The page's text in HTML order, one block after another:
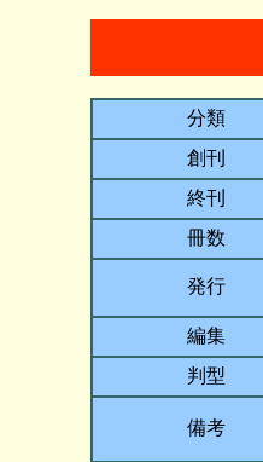
分類
創刊
終刊
冊数
発行
編集
判型
備考